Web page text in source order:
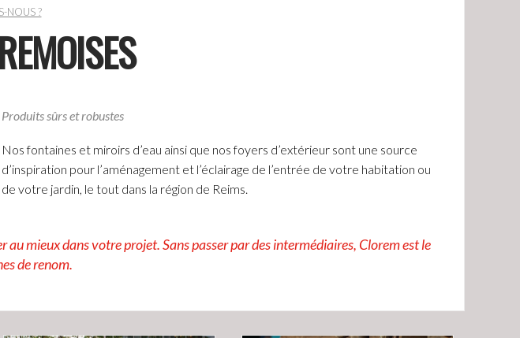
NOUS ?
Produits sûrs et robustes
Nos fontaines et miroirs d’eau ainsi que nos foyers d’extérieur sont une source
d’inspiration pour l’aménagement et l’éclairage de l’entrée de votre habitation ou
de votre jardin, le tout dans la région de Reims.
mieux dans votre projet. Sans passer par des intermédiaires, Clorem est le
de renom.